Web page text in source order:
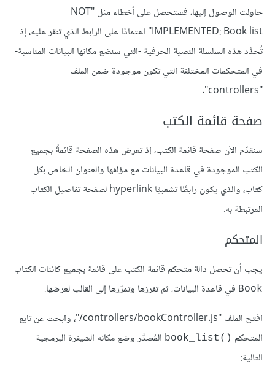
حاولت الوصول إليها، فستحصل على أخطاء مثل "NOT
IMPLEMENTED: Book list" اعتمادًا على الرابط الذي تنقر عليه، إذ
تُحدَّد هذه السلسلة النصية الحرفية -التي سنضع مكانها البيانات المناسبة-
في المتحكمات المختلفة التي تكون موجودة ضمن الملف
"controllers".
صفحة قائمة الكتب
سنقدّم الآن صفحة قائمة الكتب، إذ تعرض هذه الصفحة قائمةً بجميع
الكتب الموجودة في قاعدة البيانات مع مؤلفها والعنوان الخاص بكل
كتاب، والذي يكون رابطًا تشعبيًا hyperlink لصفحة تفاصيل الكتاب
المرتبطة به.
المتحكم
يجب أن تحصل دالة متحكم قائمة الكتب على قائمة بجميع كائنات الكتاب
Book في قاعدة البيانات، ثم تفرزها وتمرّرها إلى القالب لعرضها.
افتح الملف "‎/controllers/bookController.js"، وابحث عن تابع
المتحكم book_list()‎ المُصدَّر وضع مكانه الشيفرة البرمجية
التالية: